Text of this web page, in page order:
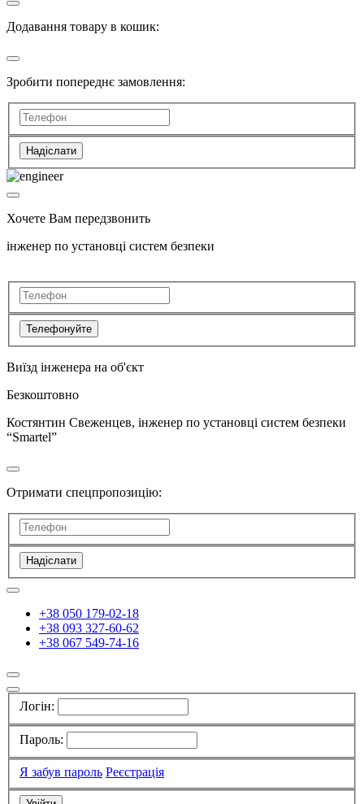
Додавання товару в кошик:
Зробити попереднє замовлення:
Надіслати
Хочете Вам передзвонить
інженер по установці систем безпеки
Телефонуйте
Виїзд інженера на об'єкт
Безкоштовно
Костянтин Свеженцев, інженер по установці систем безпеки
“Smartel”
Отримати спецпропозицію:
Надіслати
+38 050 179-02-18
+38 093 327-60-62
+38 067 549-74-16
Логін:
Пароль:
Я забув пароль Реєстрація